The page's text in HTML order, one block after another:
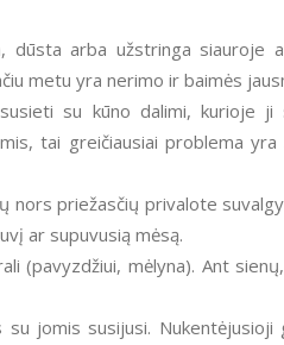
dūsta arba užstringa
metu yra nerimo ir baimės
su kūno dalimi, kurioje
tai greičiausiai problema
nors priežasčių privalote
ar supuvusią mėsą.
(pavyzdžiui, mėlyna). Ant
jomis susijusi. Nukentėjusioji